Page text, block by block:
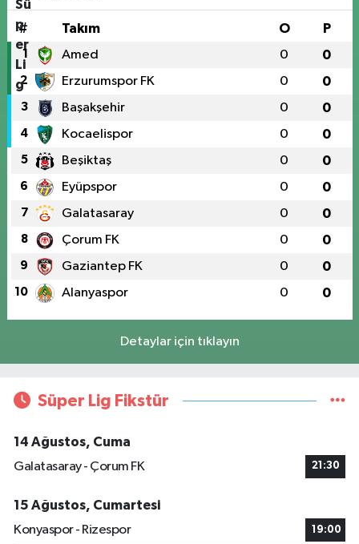
# Takım O P
1 Amed 0 0
2 Erzurumspor FK 0 0
3 Başakşehir 0 0
4 Kocaelispor 0 0
5 Beşiktaş 0 0
6 Eyüpspor 0 0
7 Galatasaray 0 0
8 Çorum FK 0 0
9 Gaziantep FK 0 0
10 Alanyaspor 0 0
Detaylar için tıklayın
Süper Lig Fikstür
14 Ağustos, Cuma
Galatasaray - Çorum FK
21:30
15 Ağustos, Cumartesi
Konyaspor - Rizespor
19:00